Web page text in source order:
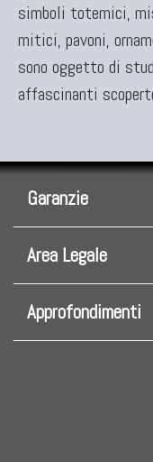
Collezione
Collezione
Collezione Zigler
simboli totemici,
mitici, pavoni,
sono oggetto di
affascinanti
Garanzie
Area Legale
Approfondimenti